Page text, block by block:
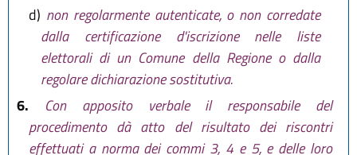
d) non regolarmente autenticate, o non corredate
dalla certificazione d'iscrizione nelle liste
elettorali di un Comune della Regione o dalla
regolare dichiarazione sostitutiva.
6.
Con apposito verbale il responsabile del
procedimento dà atto del risultato dei riscontri
effettuati a norma dei commi 3, 4 e 5, e delle loro